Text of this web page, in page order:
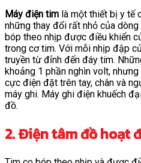
Máy điện tim là một thiết bị y tế
những thay đổi rất nhỏ của
bóp theo nhịp được điều khiển
trong cơ tim. Với mỗi nhịp đập
truyền từ đỉnh đến đáy­­­ tim.
khoảng 1 phần nghìn volt,
cực điện đặt trên tay, chân và
máy ghi. Máy ghi điện khuếch
đồ.
2. Điện tâm đồ hoạt